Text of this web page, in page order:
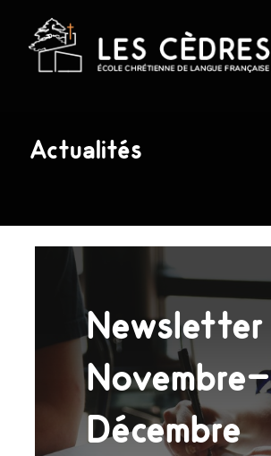
contenu
Actualités
Newsletter
Novembre-
Décembre